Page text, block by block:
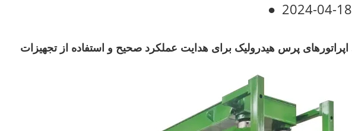
● 2024-04-18